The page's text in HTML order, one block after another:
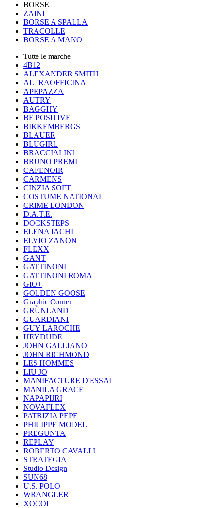
BORSE
ZAINI
BORSE A SPALLA
TRACOLLE
BORSE A MANO
Tutte le marche
4B12
ALEXANDER SMITH
ALTRAOFFICINA
APEPAZZA
AUTRY
BAGGHY
BE POSITIVE
BIKKEMBERGS
BLAUER
BLUGIRL
BRACCIALINI
BRUNO PREMI
CAFENOIR
CARMENS
CINZIA SOFT
COSTUME NATIONAL
CRIME LONDON
D.A.T.E.
DOCKSTEPS
ELENA IACHI
ELVIO ZANON
FLEXX
GANT
GATTINONI
GATTINONI ROMA
GIO+
GOLDEN GOOSE
Graphic Corner
GRÜNLAND
GUARDIANI
GUY LAROCHE
HEYDUDE
JOHN GALLIANO
JOHN RICHMOND
LES HOMMES
LIU JO
MANIFACTURE D'ESSAI
MANILA GRACE
NAPAPIJRI
NOVAFLEX
PATRIZIA PEPE
PHILIPPE MODEL
PREGUNTA
REPLAY
ROBERTO CAVALLI
STRATEGIA
Studio Design
SUN68
U.S. POLO
WRANGLER
XOCOI